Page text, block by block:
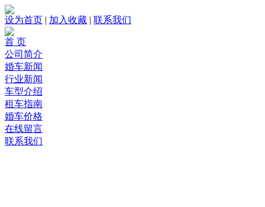
设为首页 | 加入收藏 | 联系我们
首 页
公司简介
婚车新闻
行业新闻
车型介绍
租车指南
婚车价格
在线留言
联系我们